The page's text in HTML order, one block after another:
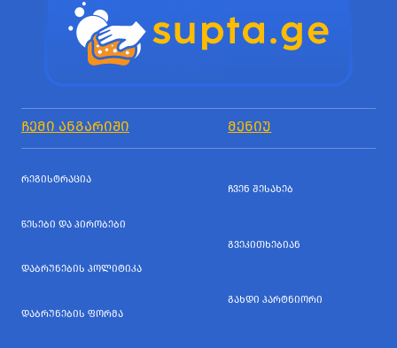
ᲩᲔᲛᲘ ᲐᲜᲒᲐᲠᲘᲨᲘ ᲛᲔᲜᲘᲣ
ᲠᲔᲒᲘᲡᲢᲠᲐᲪᲘᲐ
ᲬᲔᲡᲔᲑᲘ ᲓᲐ ᲞᲘᲠᲝᲑᲔᲑᲘ
ᲓᲐᲑᲠᲣᲜᲔᲑᲘᲡ ᲞᲝᲚᲘᲢᲘᲙᲐ
ᲓᲐᲑᲠᲣᲜᲔᲑᲘᲡ ᲤᲝᲠᲛᲐ
ᲩᲕᲔᲜ ᲨᲔᲡᲐᲮᲔᲑ
ᲒᲕᲔᲙᲘᲗᲮᲔᲑᲘᲐᲜ
ᲒᲐᲮᲓᲘ ᲞᲐᲠᲢᲜᲘᲝᲠᲘ